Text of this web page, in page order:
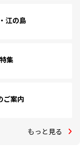
江の島
集
ご案内
もっと見る